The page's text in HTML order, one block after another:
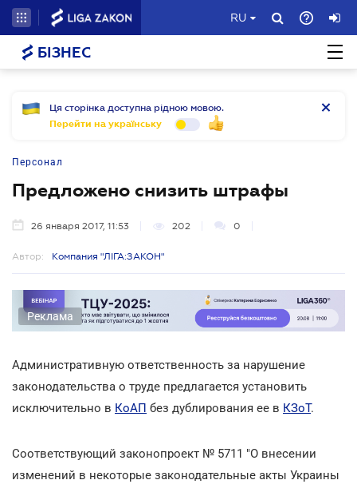
RU
БІЗНЕС
Ця сторінка доступна рідною мовою.
Перейти на українську
Персонал
Предложено снизить штрафы
26 января 2017, 11:53 202 0
Автор: Компания "ЛІГА:ЗАКОН"
Реклама
Административную ответственность за нарушение
законодательства о труде предлагается установить
исключительно в КоАП без дублирования ее в КЗоТ.
Соответствующий законопроект № 5711 "О внесении
изменений в некоторые законодательные акты Украины